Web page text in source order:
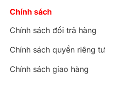
Chính sách
Chính sách đổi trả hàng
Chính sách quyền riêng tư
Chính sách giao hàng